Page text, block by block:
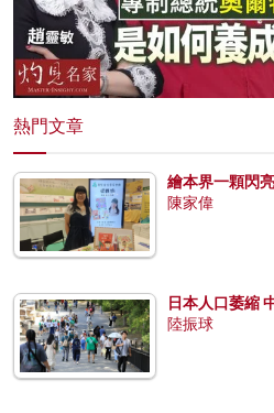
熱門文章
繪本界一顆閃
陳家偉
日本人口萎縮
陸振球